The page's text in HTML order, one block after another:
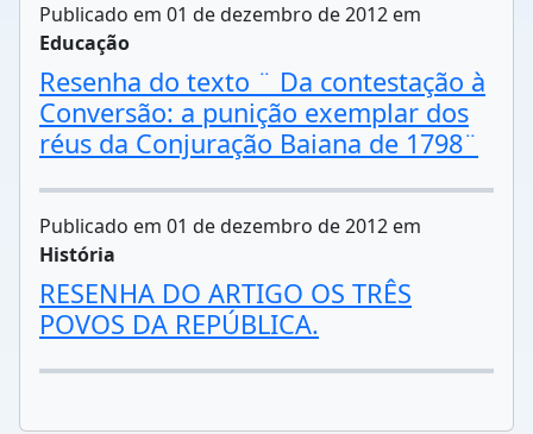
Publicado em 01 de dezembro de 2012 em
Educação
Resenha do texto ¨ Da contestação à
Conversão: a punição exemplar dos
réus da Conjuração Baiana de 1798¨
Publicado em 01 de dezembro de 2012 em
História
RESENHA DO ARTIGO OS TRÊS
POVOS DA REPÚBLICA.